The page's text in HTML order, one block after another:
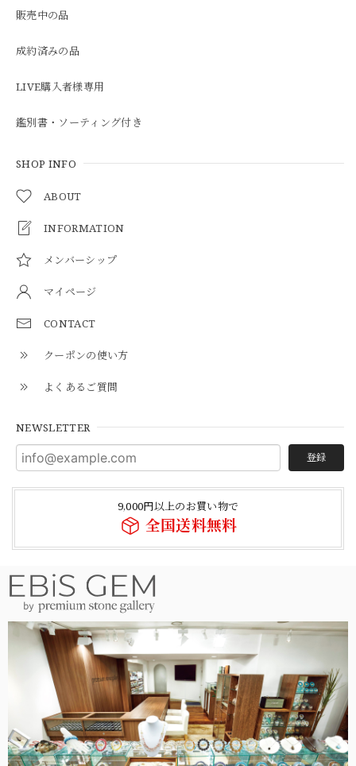
販売中の品
成約済みの品
LIVE購入者様専用
鑑別書・ソーティング付き
SHOP INFO
ABOUT
INFORMATION
メンバーシップ
マイページ
CONTACT
クーポンの使い方
よくあるご質問
NEWSLETTER
登録
9,000円以上のお買い物で
全国送料無料